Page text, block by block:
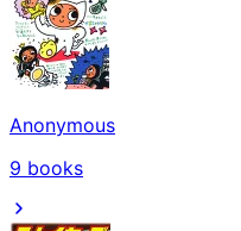
Anonymous
9 books